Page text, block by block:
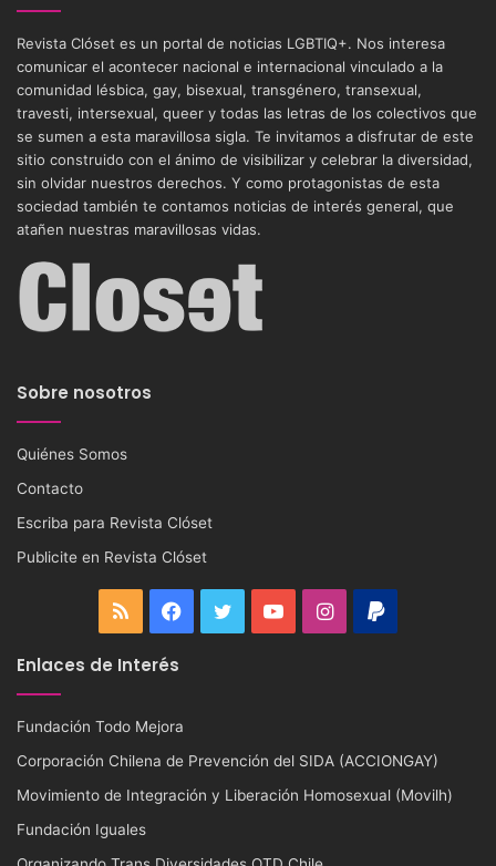
El clásico de culto queer “Free Fall”
regresa reimaginado y renacido con el
lanzamiento de la plataforma
independiente D2C de Q Studios Berlin
Hace 2 semanas
Blanca Lewin, Antonia Orellana y Simón
de la Costa serán parte de los
8 de julio de 2026
Bienvenides a Revista Clóset
Revista Clóset es un portal de noticias LGBTIQ+. Nos interesa
comunidad lésbica, gay, bisexual, transgénero, transexual,
travesti, intersexual, queer y todas las letras de los colectivos que
se sumen a esta maravillosa sigla. Te invitamos a disfrutar de este
sitio construido con el ánimo de visibilizar y celebrar la diversidad,
sociedad también te contamos noticias de interés general, que
atañen nuestras maravillosas vidas.
Sobre nosotros
Quiénes Somos